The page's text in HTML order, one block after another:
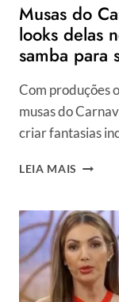
NA
GLOBO
Musas do
looks delas
samba para
Com produções
musas do
criar fantasias
LEIA MAIS MUSAS
2025:
SE
NOS
LOOKS
DELAS